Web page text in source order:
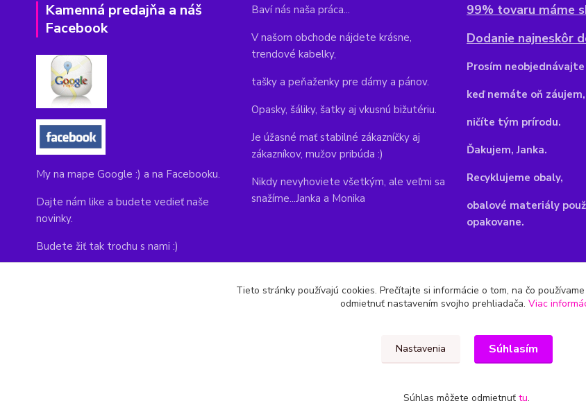
Kamenná predajňa a náš
Facebook
My na mape Google :) a na Facebooku.
Dajte nám like a budete vedieť naše
novinky.
Budete žiť tak trochu s nami :)
Baví nás naša práca...
V našom obchode nájdete krásne,
trendové kabelky,
tašky a peňaženky pre dámy a pánov.
Opasky, šáliky, šatky aj vkusnú bižutériu.
Je úžasné mať stabilné zákazníčky aj
zákazníkov, mužov pribúda :)
Nikdy nevyhoviete všetkým, ale veľmi sa
snažíme...Janka a Monika
99% tovaru máme
Dodanie najneskôr
Prosím
keď nemáte oň záujem,
ničíte tým prírodu.
Ďakujem, Janka.
Recyklujeme obaly,
obalové materiály
opakovane.
Tieto stránky používajú cookies. Prečítajte si informácie o tom, na čo
odmietnuť nastavením svojho prehliadača. Viac
Nastavenia Súhlasím
Súhlas môžete odmietnuť tu.